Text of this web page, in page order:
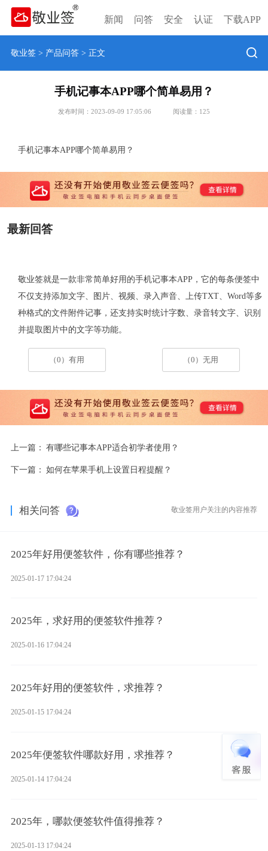
新闻 问答 安全 认证 下载APP
敬业签> 产品问答> 正文
手机记事本APP哪个简单易用？
发布时间：2023-09-09 17:05:06 阅读量： 125
手机记事本APP哪个简单易用？
最新回答
敬业签就是一款非常简单好用的手机记事本APP，它的每条便签中
不仅支持添加文字、图片、视频、录入声音、上传TXT、Word等多
种格式的文件附件记事，还支持实时统计字数、录音转文字、识别
并提取图片中的文字等功能。
（0）有用 （0）无用
上一篇： 有哪些记事本APP适合初学者使用？
下一篇： 如何在苹果手机上设置日程提醒？
相关问答 敬业签用户关注的内容推荐
2025年好用便签软件，你有哪些推荐？
2025-01-17 17:04:24
2025年，求好用的便签软件推荐？
2025-01-16 17:04:24
2025年好用的便签软件，求推荐？
2025-01-15 17:04:24
2025年便签软件哪款好用，求推荐？
2025-01-14 17:04:24
2025年，哪款便签软件值得推荐？
2025-01-13 17:04:24